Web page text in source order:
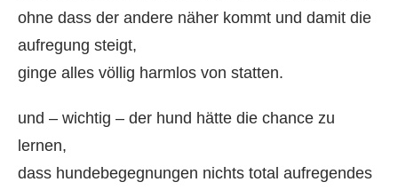
ohne dass der andere näher kommt und damit die
aufregung steigt,
ginge alles völlig harmlos von statten.
und – wichtig – der hund hätte die chance zu
lernen,
dass hundebegegnungen nichts total aufregendes